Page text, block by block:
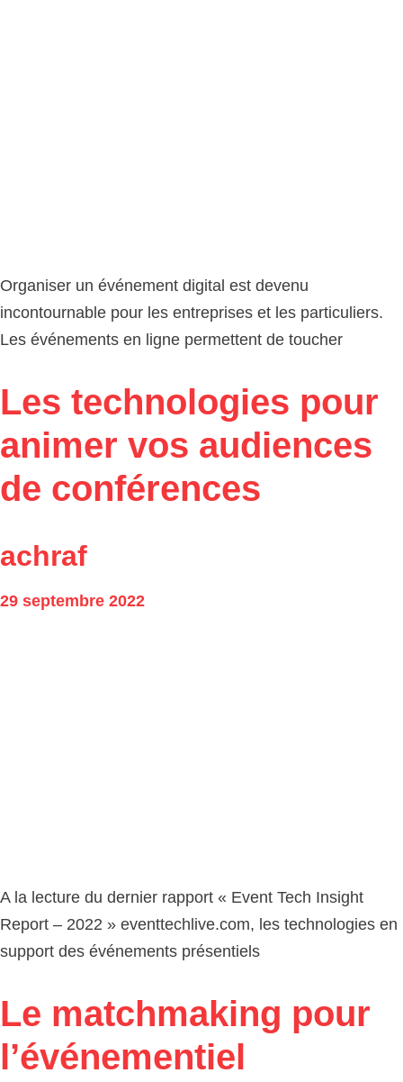
Organiser un événement digital est devenu
incontournable pour les entreprises et les particuliers.
Les événements en ligne permettent de toucher
Les technologies pour
animer vos audiences
de conférences
achraf
29 septembre 2022
A la lecture du dernier rapport « Event Tech Insight
Report – 2022 » eventtechlive.com, les technologies en
support des événements présentiels
Le matchmaking pour
l’événementiel